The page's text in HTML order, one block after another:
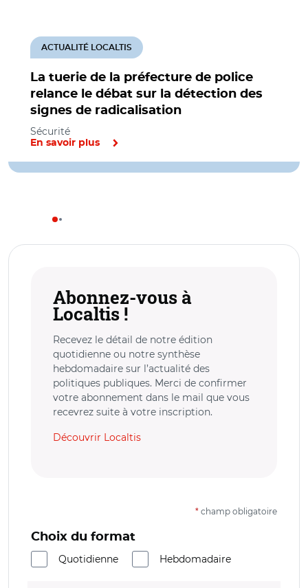
La tuerie de la préfecture de police
relance le débat sur la détection des
signes de radicalisation
ACTUALITÉ LOCALTIS
Sécurité
En savoir plus
Abonnez-vous à
Localtis !
Recevez le détail de notre édition
quotidienne ou notre synthèse
hebdomadaire sur l’actualité des
politiques publiques. Merci de confirmer
votre abonnement dans le mail que vous
recevrez suite à votre inscription.
Découvrir Localtis
* champ obligatoire
Choix du format
Quotidienne
Hebdomadaire